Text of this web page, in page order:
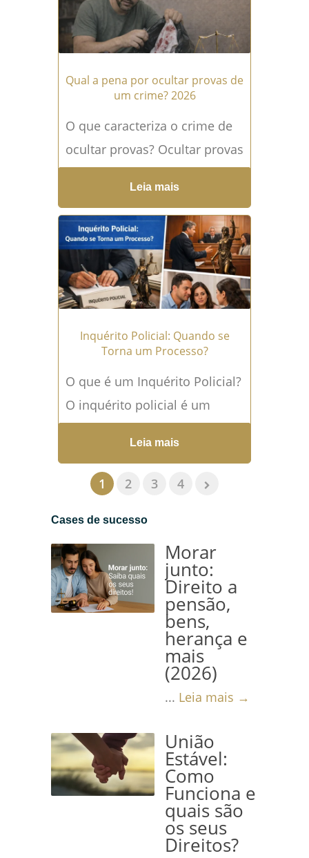
Qual a pena por ocultar provas de
um crime? 2026
O que caracteriza o crime de
ocultar provas? Ocultar provas
é uma conduta que, muitas
vezes, começa com uma
decisão impulsiva, tomada...
Leia mais →
Leia mais
Inquérito Policial: Quando se
Torna um Processo?
O que é um Inquérito Policial?
O inquérito policial é um
procedimento investigativo
instaurado pela autoridade
policial com a finalidade de
apurar...
Leia mais
1 2 3 4
Cases de sucesso
Morar
junto:
Direito a
pensão,
bens,
herança e
mais
(2026)
... Leia mais →
União
Estável:
Como
Funciona e
quais são
os seus
Direitos?